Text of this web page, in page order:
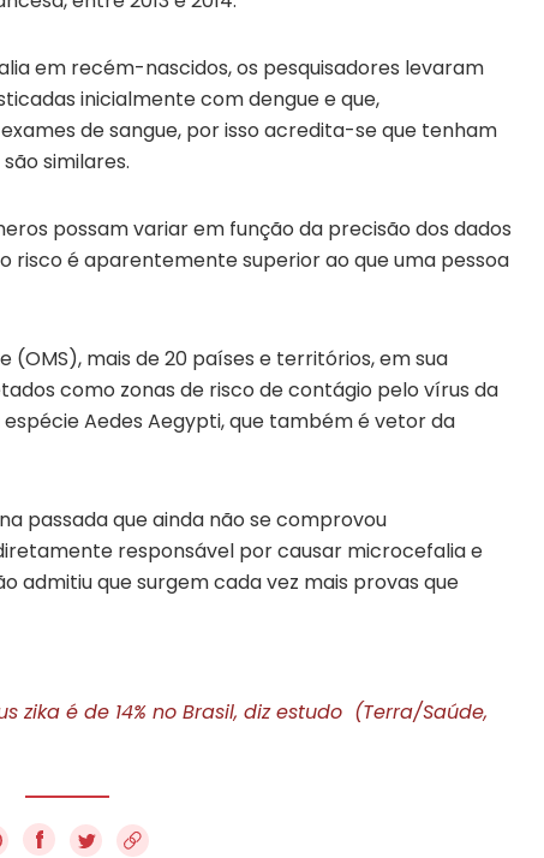
em recém-nascidos, os pesquisadores levaram
inicialmente com dengue e que,
de sangue, por isso acredita-se que tenham
similares.
possam variar em função da precisão dos dados
risco é aparentemente superior ao que uma pessoa
(OMS), mais de 20 países e territórios, em sua
como zonas de risco de contágio pelo vírus da
Aedes Aegypti, que também é vetor da
passada que ainda não se comprovou
responsável por causar microcefalia e
admitiu que surgem cada vez mais provas que
é de 14% no Brasil, diz estudo (Terra/Saúde,
f